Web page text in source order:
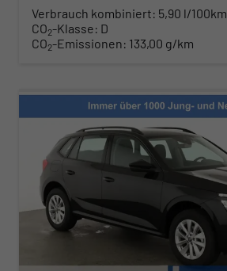
Verbrauch kombiniert: 5,90 l/100km
CO2-Klasse: D
CO2-Emissionen: 133,00 g/km